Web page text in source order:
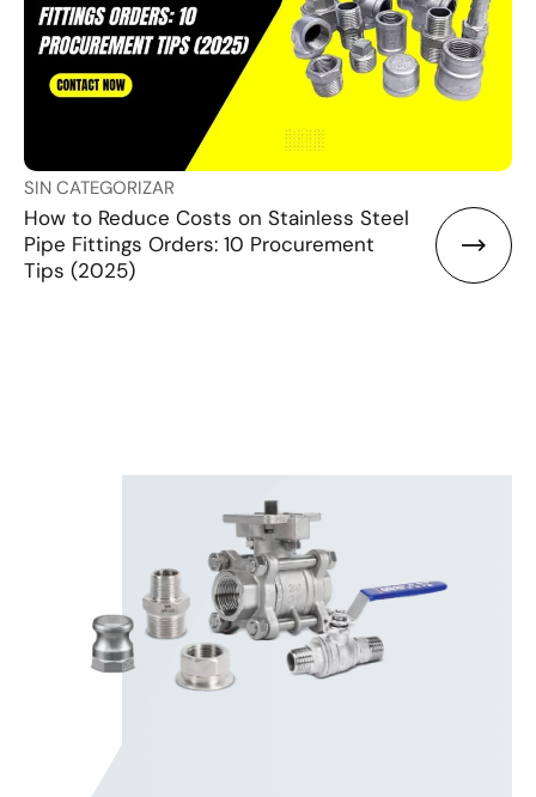
SIN CATEGORIZAR
How to Reduce Costs on Stainless Steel
Pipe Fittings Orders: 10 Procurement
Tips (2025)